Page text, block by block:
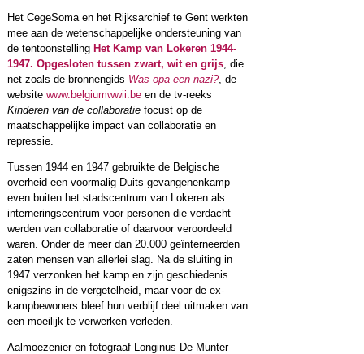
Het CegeSoma en het Rijksarchief te Gent werkten
mee aan de wetenschappelijke ondersteuning van
de tentoonstelling Het Kamp van Lokeren 1944-
1947. Opgesloten tussen zwart, wit en grijs, die
net zoals de bronnengids Was opa een nazi?, de
website www.belgiumwwii.been de tv-reeks
Kinderen van de collaboratiefocust op de
maatschappelijke impact van collaboratie en
repressie.
Tussen 1944 en 1947 gebruikte de Belgische
overheid een voormalig Duits gevangenenkamp
even buiten het stadscentrum van Lokeren als
interneringscentrum voor personen die verdacht
werden van collaboratie of daarvoor veroordeeld
waren. Onder de meer dan 20.000 geïnterneerden
zaten mensen van allerlei slag. Na de sluiting in
1947 verzonken het kamp en zijn geschiedenis
enigszins in de vergetelheid, maar voor de ex-
kampbewoners bleef hun verblijf deel uitmaken van
een moeilijk te verwerken verleden.
Aalmoezenier en fotograaf Longinus De Munter